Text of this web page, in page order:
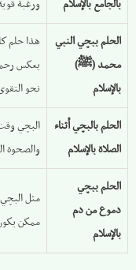
بالجامع بالإسلام
ورغبة
الحلم ببچي النبي
محمد (ﷺ)
بالإسلام
هذا حلم
يعكس
نحو
الحلم بالبچي أثناء
الصلاة بالإسلام
البچي
والصحوة
الحلم ببچي
دموع من دم
بالإسلام
مثل
ممكن